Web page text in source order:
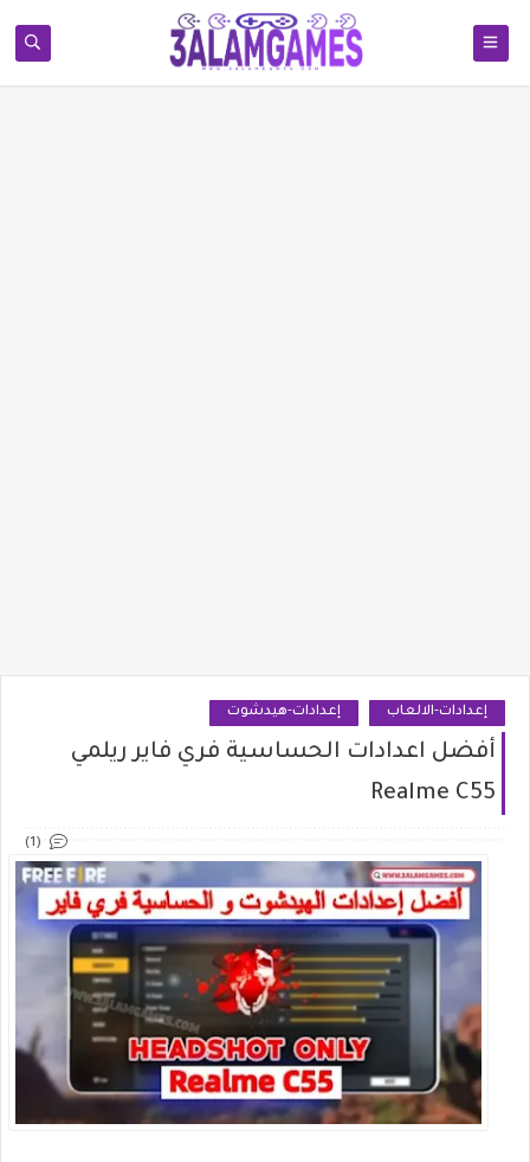
إعدادات-الالعاب إعدادات-هيدشوت
أفضل اعدادات الحساسية فري فاير ريلمي
Realme C55
(1)